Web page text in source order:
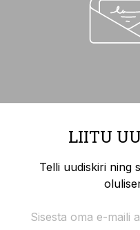
LIITU
Telli uudiskiri ning